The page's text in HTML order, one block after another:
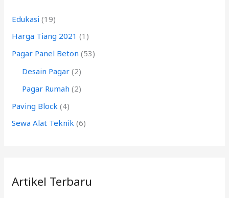
t
u
k
Edukasi (19)
Harga Tiang 2021 (1)
Pagar Panel Beton (53)
Desain Pagar (2)
Pagar Rumah (2)
Paving Block (4)
Sewa Alat Teknik (6)
Artikel Terbaru